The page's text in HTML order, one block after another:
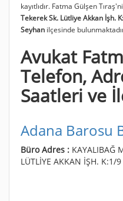
kayıtlıdır. Fatma Gülşen
Tekerek Sk. Lütliye Akkan İşh.
Seyhan ilçesinde
Avukat
Telefon,
Saatleri ve
Adana Barosu
Büro Adres : KAYALIBAĞ
LÜTLİYE AKKAN İŞH. K:1/